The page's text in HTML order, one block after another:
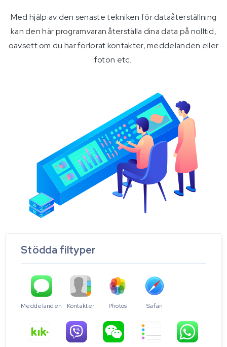
Med hjälp av den senaste tekniken för dataåterställning
kan den här programvaran återställa dina data på nolltid,
oavsett om du har förlorat kontakter, meddelanden eller
foton etc..
Stödda filtyper
Meddelanden Kontakter Photos Safari